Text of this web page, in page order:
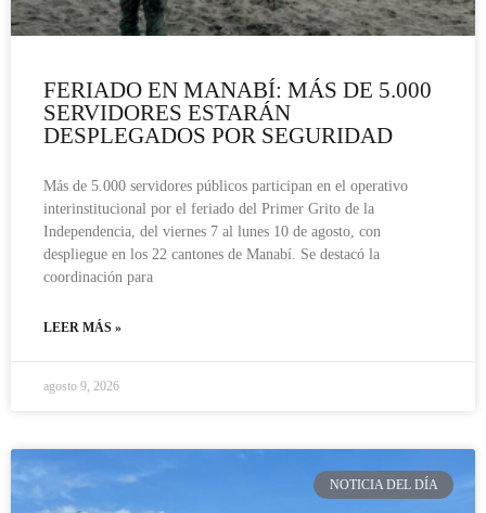
FERIADO EN MANABÍ: MÁS DE 5.000
SERVIDORES ESTARÁN
DESPLEGADOS POR SEGURIDAD
Más de 5.000 servidores públicos participan en el operativo
interinstitucional por el feriado del Primer Grito de la
Independencia, del viernes 7 al lunes 10 de agosto, con
despliegue en los 22 cantones de Manabí. Se destacó la
coordinación para
LEER MÁS »
agosto 9, 2026
NOTICIA DEL DÍA